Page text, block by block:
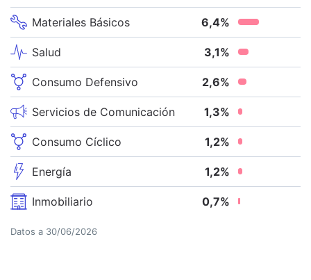
Materiales Básicos 6,4%
Salud 3,1%
Consumo Defensivo 2,6%
Servicios de Comunicación 1,3%
Consumo Cíclico 1,2%
Energía 1,2%
Inmobiliario 0,7%
Datos a 30/06/2026